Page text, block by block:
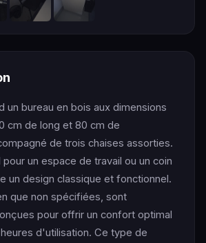
un bureau en bois aux dimensions
cm de long et 80 cm de
de trois chaises assorties.
pour un espace de travail ou un coin
un design classique et fonctionnel.
que non spécifiées, sont
pour offrir un confort optimal
d'utilisation. Ce type de